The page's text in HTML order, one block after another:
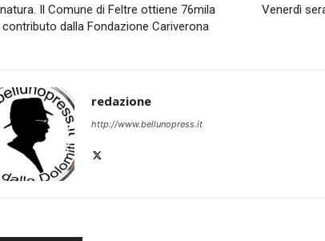
Il Comune di Feltre ottiene 76mila
dalla Fondazione Cariverona
Venerdì
redazione
http://www.bellunopress.it